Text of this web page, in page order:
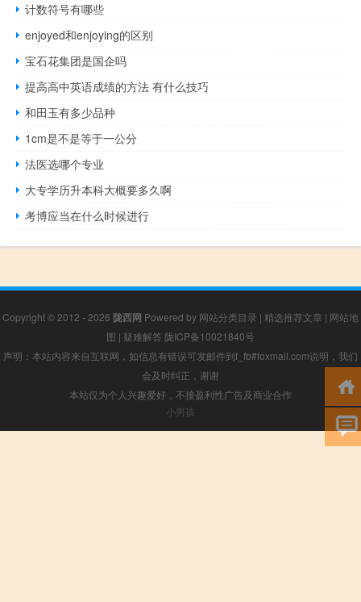
计数符号有哪些
enjoyed和enjoying的区别
宝石花集团是国企吗
提高高中英语成绩的方法 有什么技巧
和田玉有多少品种
1cm是不是等于一公分
法医选哪个专业
大专学历升本科大概要多久啊
考博应当在什么时候进行
Copyright © 2012 - 2026 陇西网 Powered by 网站分类目录 | 精选推荐文章 | 网站地
图 | 疑难解答 陇ICP备10021840号
声明：本站内容来自互联网，如信息有错误可发邮件到f_fb#foxmail.com说明，我们
会及时纠正，谢谢
本站仅为个人兴趣爱好，不接盈利性广告及商业合作
小男孩